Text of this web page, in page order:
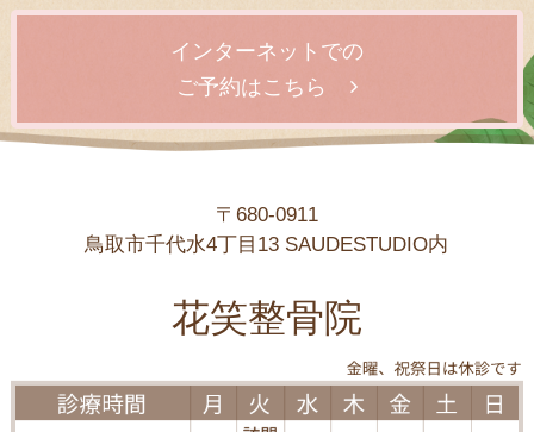
インターネットでの
ご予約はこちら
〒680-0911
鳥取市千代水4丁目13 SAUDESTUDIO内
花笑整骨院